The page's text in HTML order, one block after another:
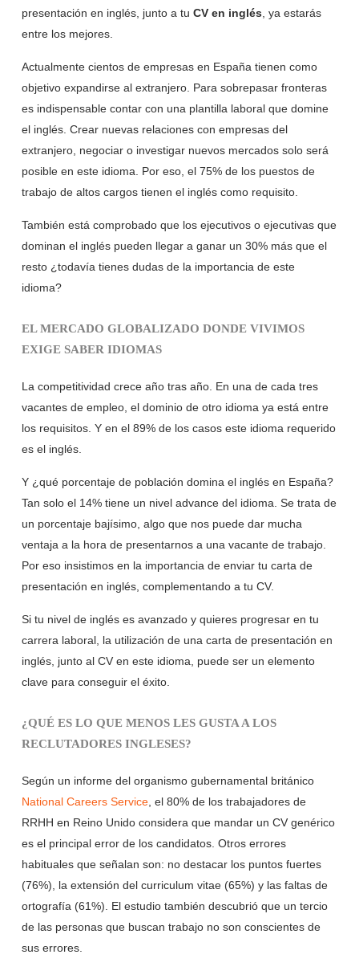
presentación en inglés, junto a tu CV en inglés, ya estarás
entre los mejores.
Actualmente cientos de empresas en España tienen como
objetivo expandirse al extranjero. Para sobrepasar fronteras
es indispensable contar con una plantilla laboral que domine
el inglés. Crear nuevas relaciones con empresas del
extranjero, negociar o investigar nuevos mercados solo será
posible en este idioma. Por eso, el 75% de los puestos de
trabajo de altos cargos tienen el inglés como requisito.
También está comprobado que los ejecutivos o ejecutivas que
dominan el inglés pueden llegar a ganar un 30% más que el
resto ¿todavía tienes dudas de la importancia de este
idioma?
EL MERCADO GLOBALIZADO DONDE VIVIMOS
EXIGE SABER IDIOMAS
La competitividad crece año tras año. En una de cada tres
vacantes de empleo, el dominio de otro idioma ya está entre
los requisitos. Y en el 89% de los casos este idioma requerido
es el inglés.
Y ¿qué porcentaje de población domina el inglés en España?
Tan solo el 14% tiene un nivel advance del idioma. Se trata de
un porcentaje bajísimo, algo que nos puede dar mucha
ventaja a la hora de presentarnos a una vacante de trabajo.
Por eso insistimos en la importancia de enviar tu carta de
presentación en inglés, complementando a tu CV.
Si tu nivel de inglés es avanzado y quieres progresar en tu
carrera laboral, la utilización de una carta de presentación en
inglés, junto al CV en este idioma, puede ser un elemento
clave para conseguir el éxito.
¿QUÉ ES LO QUE MENOS LES GUSTA A LOS
RECLUTADORES INGLESES?
Según un informe del organismo gubernamental británico
National Careers Service, el 80% de los trabajadores de
RRHH en Reino Unido considera que mandar un CV genérico
es el principal error de los candidatos. Otros errores
habituales que señalan son: no destacar los puntos fuertes
(76%), la extensión del curriculum vitae (65%) y las faltas de
ortografía (61%). El estudio también descubrió que un tercio
de las personas que buscan trabajo no son conscientes de
sus errores.